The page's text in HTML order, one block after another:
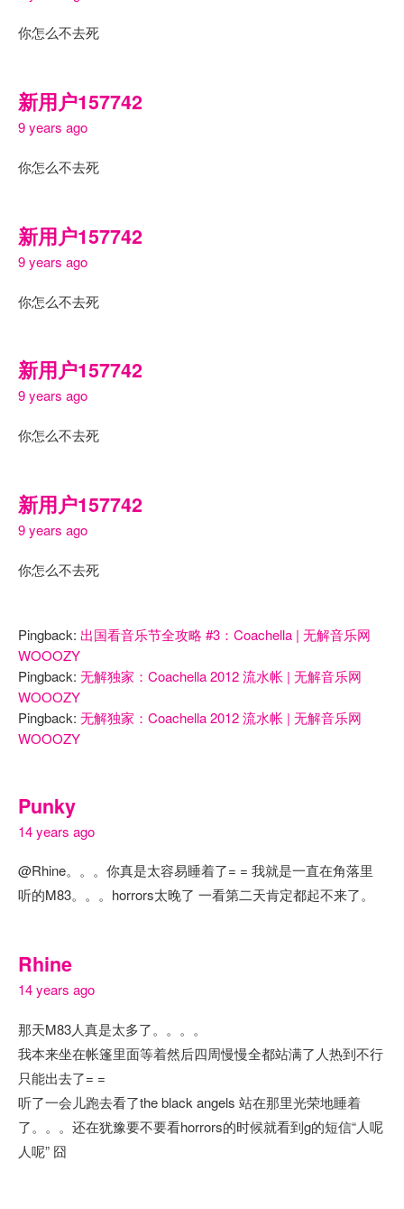
你怎么不去死
新用户157742
9 years ago
你怎么不去死
新用户157742
9 years ago
你怎么不去死
新用户157742
9 years ago
你怎么不去死
新用户157742
9 years ago
你怎么不去死
Pingback: 出国看音乐节全攻略 #3：Coachella | 无解音乐网
WOOOZY
Pingback: 无解独家：Coachella 2012 流水帐 | 无解音乐网
WOOOZY
Pingback: 无解独家：Coachella 2012 流水帐 | 无解音乐网
WOOOZY
Punky
14 years ago
@Rhine。。。你真是太容易睡着了= = 我就是一直在角落里
听的M83。。。horrors太晚了 一看第二天肯定都起不来了。
Rhine
14 years ago
那天M83人真是太多了。。。。
我本来坐在帐篷里面等着然后四周慢慢全都站满了人热到不行
只能出去了= =
听了一会儿跑去看了the black angels 站在那里光荣地睡着
了。。。还在犹豫要不要看horrors的时候就看到g的短信“人呢
人呢” 囧